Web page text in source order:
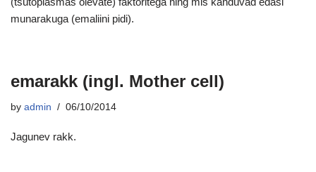
munarakuga (emaliini pidi).
emarakk (ingl. Mother cell)
by admin 06/10/2014
Jagunev rakk.